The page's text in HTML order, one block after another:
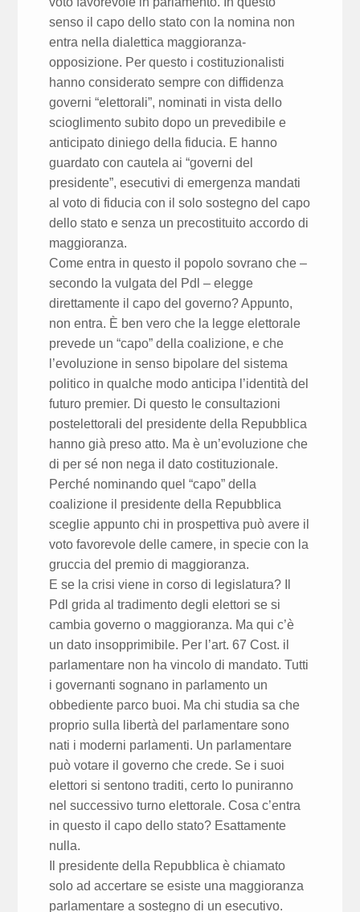
senso il capo dello stato con la nomina non
entra nella dialettica maggioranza-
opposizione. Per questo i costituzionalisti
hanno considerato sempre con diffidenza
governi “elettorali”, nominati in vista dello
scioglimento subito dopo un prevedibile e
anticipato diniego della fiducia. E hanno
guardato con cautela ai “governi del
presidente”, esecutivi di emergenza mandati
al voto di fiducia con il solo sostegno del capo
dello stato e senza un precostituito accordo di
maggioranza.
Come entra in questo il popolo sovrano che –
secondo la vulgata del Pdl – elegge
direttamente il capo del governo? Appunto,
non entra. È ben vero che la legge elettorale
prevede un “capo” della coalizione, e che
l’evoluzione in senso bipolare del sistema
politico in qualche modo anticipa l’identità del
futuro premier. Di questo le consultazioni
postelettorali del presidente della Repubblica
hanno già preso atto. Ma è un’evoluzione che
di per sé non nega il dato costituzionale.
Perché nominando quel “capo” della
coalizione il presidente della Repubblica
sceglie appunto chi in prospettiva può avere il
voto favorevole delle camere, in specie con la
gruccia del premio di maggioranza.
E se la crisi viene in corso di legislatura? Il
Pdl grida al tradimento degli elettori se si
cambia governo o maggioranza. Ma qui c’è
un dato insopprimibile. Per l’art. 67 Cost. il
parlamentare non ha vincolo di mandato. Tutti
i governanti sognano in parlamento un
obbediente parco buoi. Ma chi studia sa che
proprio sulla libertà del parlamentare sono
nati i moderni parlamenti. Un parlamentare
può votare il governo che crede. Se i suoi
elettori si sentono traditi, certo lo puniranno
nel successivo turno elettorale. Cosa c’entra
in questo il capo dello stato? Esattamente
nulla.
Il presidente della Repubblica è chiamato
solo ad accertare se esiste una maggioranza
parlamentare a sostegno di un esecutivo.